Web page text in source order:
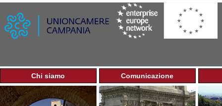
Jump to navigation
M
e
n
Chi siamo Comunicazione